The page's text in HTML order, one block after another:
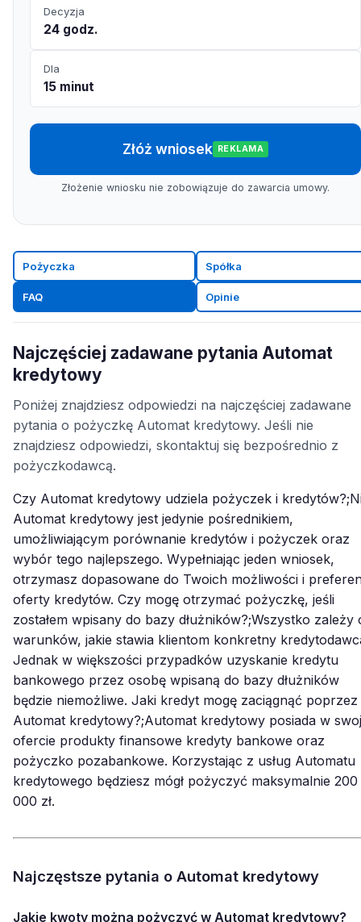
Decyzja
24 godz.
Dla
15 minut
Złóż wniosek REKLAMA
Złożenie wniosku nie zobowiązuje do zawarcia umowy.
Pożyczka Spółka
FAQ Opinie
Najczęściej zadawane pytania Automat
kredytowy
Poniżej znajdziesz odpowiedzi na najczęściej zadawane
pytania o pożyczkę Automat kredytowy. Jeśli nie
znajdziesz odpowiedzi, skontaktuj się bezpośrednio z
pożyczkodawcą.
Czy Automat kredytowy udziela pożyczek i
Automat kredytowy jest jedynie pośrednikiem,
umożliwiającym porównanie kredytów i pożyczek oraz
wybór tego najlepszego. Wypełniając jeden wniosek,
otrzymasz dopasowane do Twoich możliwości i
oferty kredytów. Czy mogę otrzymać pożyczkę, jeśli
zostałem wpisany do bazy dłużników?;Wszystko zależy
warunków, jakie stawia klientom konkretny
Jednak w większości przypadków uzyskanie kredytu
bankowego przez osobę wpisaną do bazy dłużników
będzie niemożliwe. Jaki kredyt mogę zaciągnąć poprzez
Automat kredytowy?;Automat kredytowy posiada w
ofercie produkty finansowe kredyty bankowe oraz
pożyczko pozabankowe. Korzystając z usług Automatu
kredytowego będziesz mógł pożyczyć maksymalnie 200
000 zł.
Najczęstsze pytania o Automat kredytowy
Jakie kwoty można pożyczyć w Automat kredytowy?